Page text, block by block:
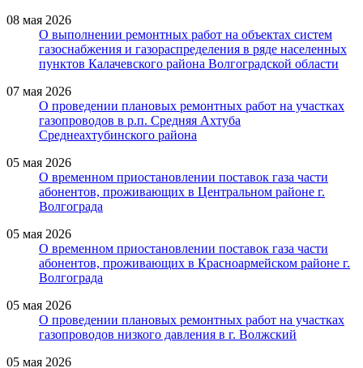
08 мая 2026
О выполнении ремонтных работ на объектах систем
газоснабжения и газораспределения в ряде населенных
пунктов Калачевского района Волгоградской области
07 мая 2026
О проведении плановых ремонтных работ на участках
газопроводов в р.п. Средняя Ахтуба
Среднеахтубинского района
05 мая 2026
О временном приостановлении поставок газа части
абонентов, проживающих в Центральном районе г.
Волгограда
05 мая 2026
О временном приостановлении поставок газа части
абонентов, проживающих в Красноармейском районе г.
Волгограда
05 мая 2026
О проведении плановых ремонтных работ на участках
газопроводов низкого давления в г. Волжский
05 мая 2026